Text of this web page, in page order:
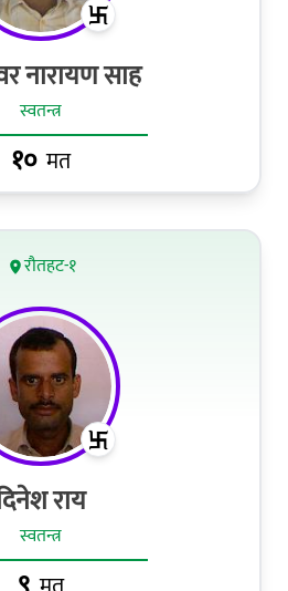
नारायण साह
स्वतन्त्र
१० मत
रौतहट-१
राय
स्वतन्त्र